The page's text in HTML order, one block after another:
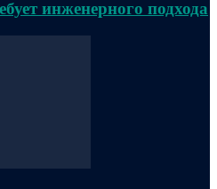
инженерного подхода